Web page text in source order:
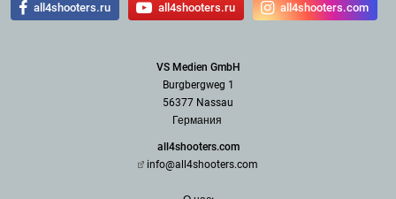
all4shooters.ru all4shooters.ru all4shooters.com
VS Medien GmbH
Burgbergweg 1
56377 Nassau
Германия
all4shooters.com
info@all4shooters.com